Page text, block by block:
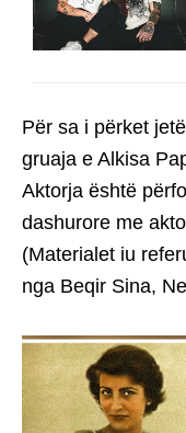
gruaja e Alkisa
Aktorja është
dashurore me
nga Beqir Sina,